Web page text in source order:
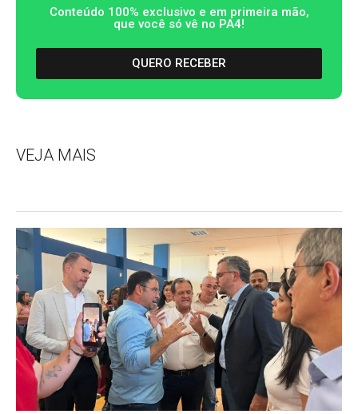
Conteúdo 100% exclusivo e em primeira mão,
que você só vê no PA4!
QUERO RECEBER
VEJA MAIS